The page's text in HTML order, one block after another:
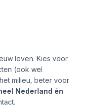
leven. Kies voor
(ook wel
milieu, beter voor
Nederland én